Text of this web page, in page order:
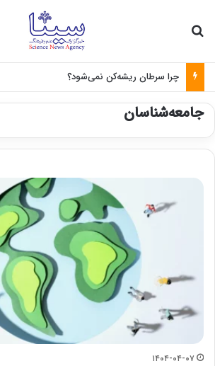
چرا سرطان ریشه‌کن نمی‌شود؟
جامعه‌شناسان
۱۴۰۴-۰۴-۰۷